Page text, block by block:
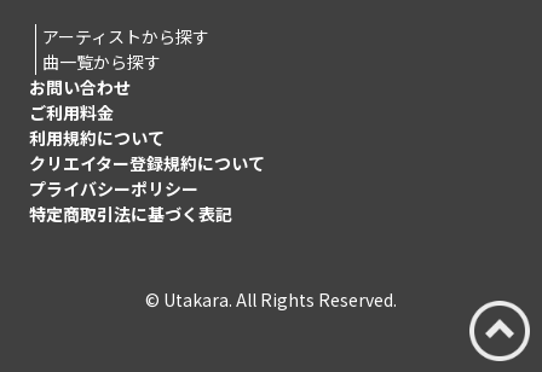
アーティストから探す
曲一覧から探す
お問い合わせ
ご利用料金
利用規約について
クリエイター登録規約について
プライバシーポリシー
特定商取引法に基づく表記
© Utakara. All Rights Reserved.